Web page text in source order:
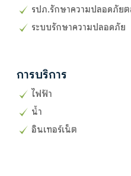
รปภ.รักษาความปลอดภัยต
ระบบรักษาความปลอดภัย
การบริการ
ไฟฟ้า
น้ำ
อินเทอร์เน็ต